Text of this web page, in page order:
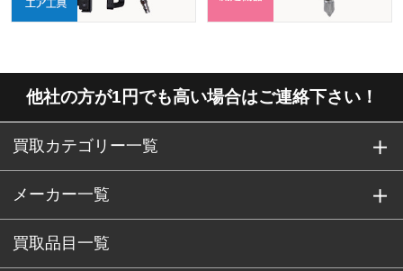
他社の方が1円でも高い場合はご連絡下さい！
買取カテゴリー一覧
メーカー一覧
買取品目一覧